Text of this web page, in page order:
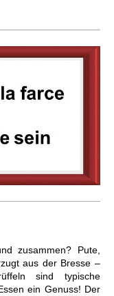
zusammen? Pute,
aus der Bresse –
sind typische
ein Genuss! Der